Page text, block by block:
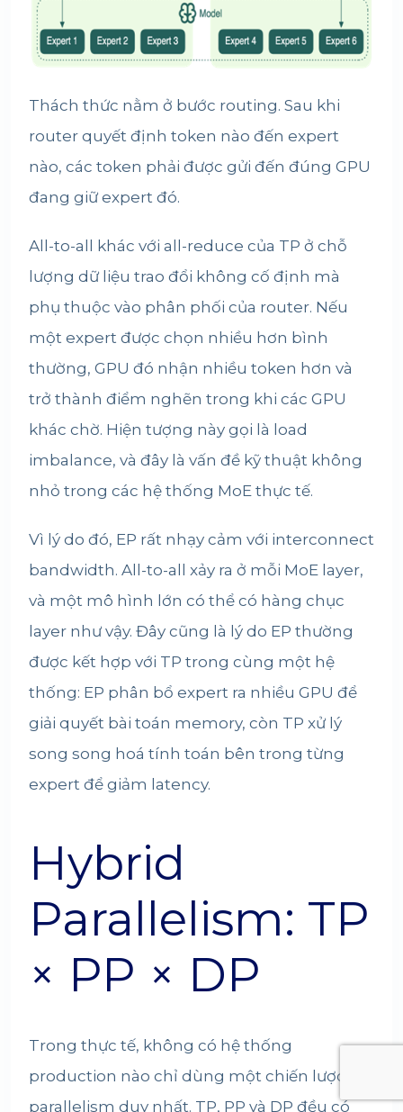
Thách thức nằm ở bước routing. Sau khi
router quyết định token nào đến expert
nào, các token phải được gửi đến đúng GPU
đang giữ expert đó.
All-to-all khác với all-reduce của TP ở chỗ
lượng dữ liệu trao đổi không cố định mà
phụ thuộc vào phân phối của router. Nếu
một expert được chọn nhiều hơn bình
thường, GPU đó nhận nhiều token hơn và
trở thành điểm nghẽn trong khi các GPU
khác chờ. Hiện tượng này gọi là load
imbalance, và đây là vấn đề kỹ thuật không
nhỏ trong các hệ thống MoE thực tế.
Vì lý do đó, EP rất nhạy cảm với interconnect
bandwidth. All-to-all xảy ra ở mỗi MoE layer,
và một mô hình lớn có thể có hàng chục
layer như vậy. Đây cũng là lý do EP thường
được kết hợp với TP trong cùng một hệ
thống: EP phân bổ expert ra nhiều GPU để
giải quyết bài toán memory, còn TP xử lý
song song hoá tính toán bên trong từng
expert để giảm latency.
Hybrid
Parallelism: TP
× PP × DP
Trong thực tế, không có hệ thống
production nào chỉ dùng một chiến lược
parallelism duy nhất. TP, PP và DP đều có